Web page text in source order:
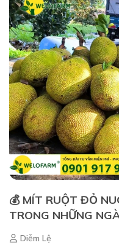
💰 MÍT RUỘT ĐỎ
TRONG NHỮNG
Diễm Lệ